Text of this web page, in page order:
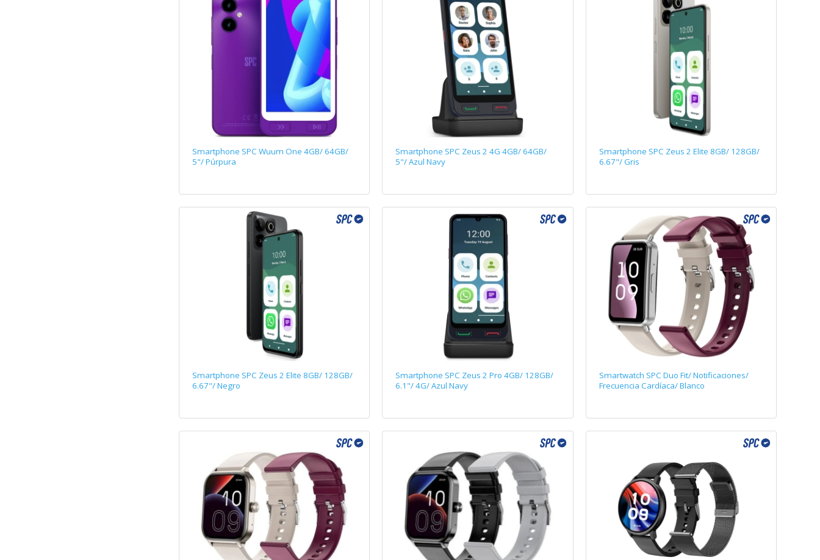
Smartphone SPC Wuum One 4GB/ 64GB/
5"/ Púrpura
Smartphone SPC Zeus 2 4G 4GB/ 64GB/
5"/ Azul Navy
Smartphone SPC Zeus 2 Elite 8GB/ 128GB/
6.67"/ Gris
Smartphone SPC Zeus 2 Elite 8GB/ 128GB/
6.67"/ Negro
Smartphone SPC Zeus 2 Pro 4GB/ 128GB/
6.1"/ 4G/ Azul Navy
Smartwatch SPC Duo Fit/ Notificaciones/
Frecuencia Cardíaca/ Blanco